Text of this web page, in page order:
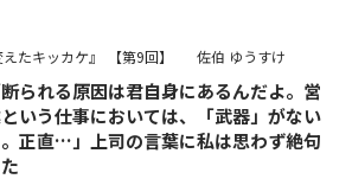
たキッカケ』 【第9回】 佐伯 ゆうすけ
断られる原因は君自身にあるんだよ。営
いう仕事においては、「武器」がない
。正直…」上司の言葉に私は思わず絶句